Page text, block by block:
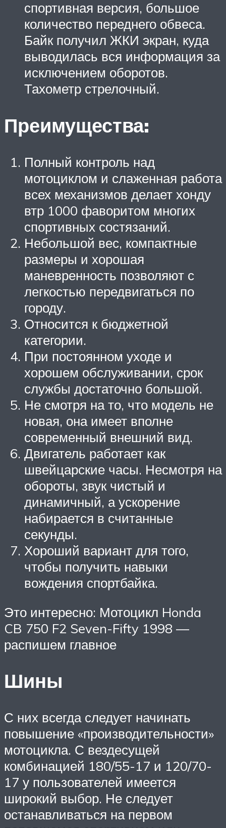
спортивная версия, большое
количество переднего обвеса.
Байк получил ЖКИ экран, куда
выводилась вся информация за
исключением оборотов.
Тахометр стрелочный.
Преимущества:
Полный контроль над
мотоциклом и слаженная работа
всех механизмов делает хонду
втр 1000 фаворитом многих
спортивных состязаний.
Небольшой вес, компактные
размеры и хорошая
маневренность позволяют с
легкостью передвигаться по
городу.
Относится к бюджетной
категории.
При постоянном уходе и
хорошем обслуживании, срок
службы достаточно большой.
Не смотря на то, что модель не
новая, она имеет вполне
современный внешний вид.
Двигатель работает как
швейцарские часы. Несмотря на
обороты, звук чистый и
динамичный, а ускорение
набирается в считанные
секунды.
Хороший вариант для того,
чтобы получить навыки
вождения спортбайка.
Это интересно: Мотоцикл Honda
CB 750 F2 Seven-Fifty 1998 —
распишем главное
Шины
С них всегда следует начинать
повышение «производительности»
мотоцикла. С вездесущей
комбинацией 180/55-17 и 120/70-
17 у пользователей имеется
широкий выбор. Не следует
останавливаться на первом